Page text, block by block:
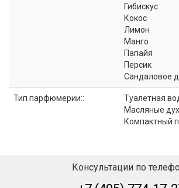
Гибискус
Кокос
Лимон
Манго
Папайя
Персик
Сандаловое
Тип парфюмерии::
Туалетная
Масляные
Компактный
Консультации по